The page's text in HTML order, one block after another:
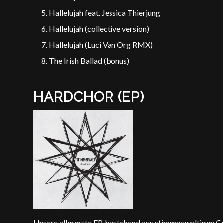
Hallelujah feat. Jessica Thierjung
Hallelujah (collective version)
Hallelujah (Luci Van Org RMX)
The Irish Ballad (bonus)
HARDCHOR (EP)